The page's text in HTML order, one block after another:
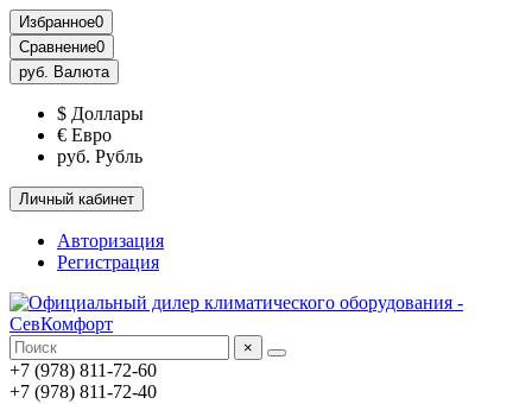
Избранное0
Сравнение0
руб. Валюта
$ Доллары
€ Евро
руб. Рубль
Личный кабинет
Авторизация
Регистрация
×
+7 (978) 811-72-60
+7 (978) 811-72-40